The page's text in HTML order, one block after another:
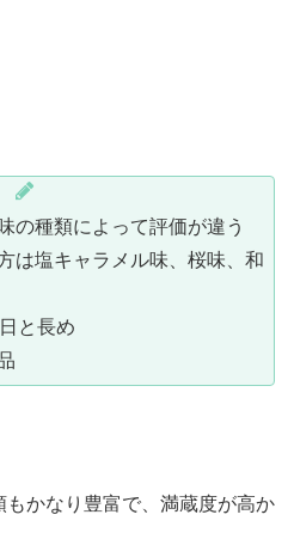
の種類によって評価が違う
は塩キャラメル味、桜味、和
と長め
もかなり豊富で、満蔵度が高か